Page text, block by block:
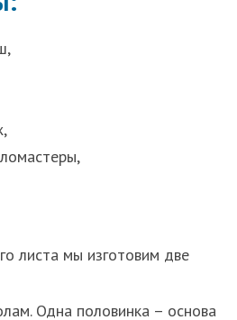
листа мы изготовим две
Одна половинка – основа